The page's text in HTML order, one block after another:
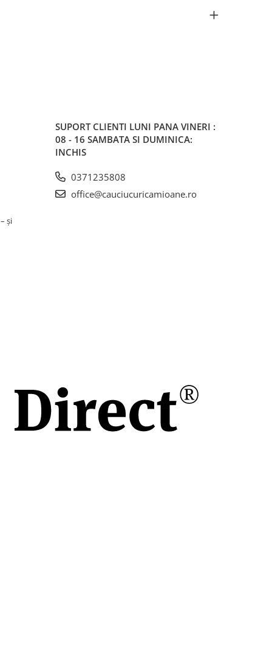
și
SUPORT CLIENTI LUNI PANA VINERI :
08 - 16 SAMBATA SI DUMINICA:
INCHIS
0371235808
office@cauciucuricamioane.ro